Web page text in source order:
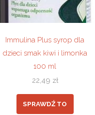
Immulina Plus syrop dla
dzieci smak kiwi i limonka
100 ml
22,49 zł
SPRAWDŹ TO